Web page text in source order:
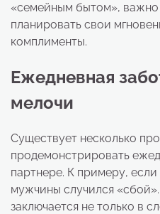
«семейным бытом», важно
планировать свои
комплименты.
Ежедневная
мелочи
Существует несколько
продемонстрировать
партнере. К примеру,
мужчины случился
заключается не только в